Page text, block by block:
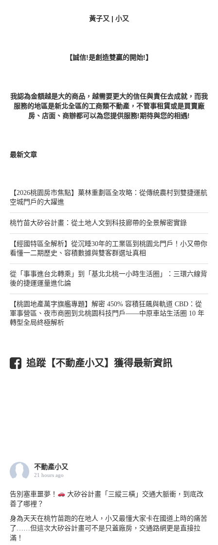
黃子又 | 小又
【誠信!是創造雙贏的開始!】
我認為金額越是大的商品，越需要更大的信任與責任去成就，而我
服務的地區是新北全區的工商類不動產，不管事租賃或是買賣廠
房、店面、商辦都可以為您提供服務!期待與您的相遇!
最新文章
【2026桃園房市焦點】菓林重劃區全攻略：從傳統農村到雙捷運航
空城門戶的大躍進
桃竹苗大矽谷計畫：從土地人文到科技廊帶的全景解密實錄
【經國特區全解析】從沉睡30年的工業區到桃園北門戶！小又帶你
看懂一二期歷史、容積數據與雙客群選址真相
從「事事進台北轉乘」到「基北北桃一小時生活圈」：三環六線背
後的捷運運量進化論
【桃園地產萬字旗艦專題】解密 450% 容積狂飆與軌道 CBD：從
軍事營區、夜市商圈到北桃園科技門戶——中原車站生活圈 10 年
轉型全局終極解析
追蹤【不動產小又】獲得最新資訊
不動產小又
21 hours ago
告別塞車噩夢！
大矽谷計畫「三縱三橫」交通大脈衝，到底改
善了哪裡？
身為天天在桃竹苗跑的在地人，小又最懂大家卡在國道上時的痛苦
了……但這次大矽谷計畫可不是只蓋廠房，交通路網更是直接拉
滿！